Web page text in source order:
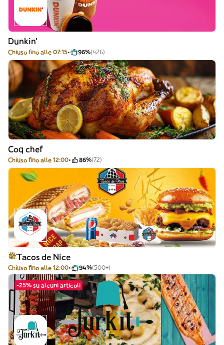
Dunkin'
Chiuso fino alle 07:15 96%(426)
Coq chef
Chiuso fino alle 12:00 86%(72)
Tacos de Nice
Chiuso fino alle 12:00 94%(500+)
-25% su alcuni articoli